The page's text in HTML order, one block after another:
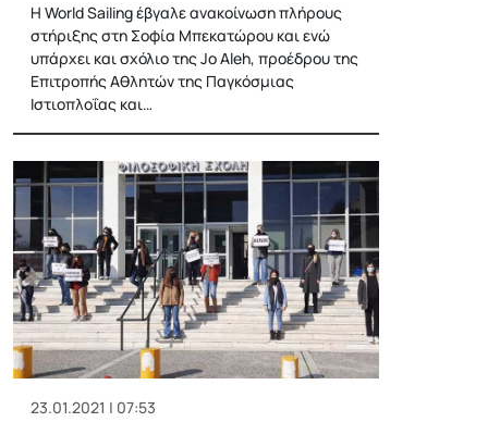
Η World Sailing έβγαλε ανακοίνωση πλήρους
στήριξης στη Σοφία Μπεκατώρου και ενώ
υπάρχει και σχόλιο της Jo Aleh, προέδρου της
Επιτροπής Αθλητών της Παγκόσμιας
Ιστιοπλοΐας και…
23.01.2021 | 07:53